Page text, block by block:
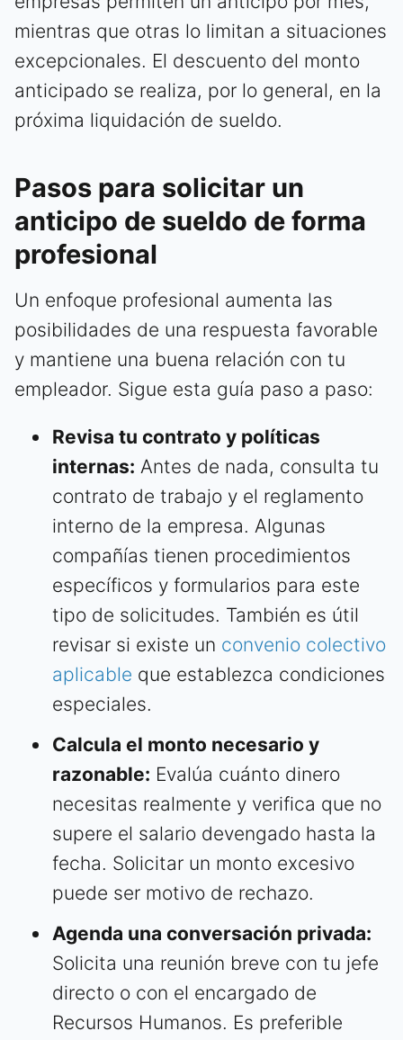
mientras que otras lo limitan a situaciones
excepcionales. El descuento del monto
anticipado se realiza, por lo general, en la
próxima liquidación de sueldo.
Pasos para solicitar un
anticipo de sueldo de forma
profesional
Un enfoque profesional aumenta las
posibilidades de una respuesta favorable
y mantiene una buena relación con tu
empleador. Sigue esta guía paso a paso:
Revisa tu contrato y políticas
internas: Antes de nada, consulta tu
contrato de trabajo y el reglamento
interno de la empresa. Algunas
compañías tienen procedimientos
específicos y formularios para este
tipo de solicitudes. También es útil
revisar si existe un convenio colectivo
aplicable que establezca condiciones
especiales.
Calcula el monto necesario y
razonable: Evalúa cuánto dinero
necesitas realmente y verifica que no
supere el salario devengado hasta la
fecha. Solicitar un monto excesivo
puede ser motivo de rechazo.
Agenda una conversación privada:
Solicita una reunión breve con tu jefe
directo o con el encargado de
Recursos Humanos. Es preferible